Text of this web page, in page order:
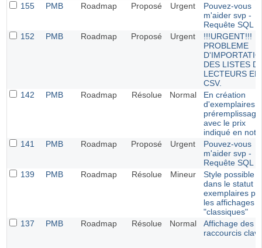
155
PMB Roadmap Proposé Urgent
Pouvez-vous
m'aider svp -
Requête SQL
152
PMB Roadmap Proposé Urgent
!!!URGENT!!!
PROBLEME
DES LISTES
LECTEURS EN
CSV.
142
PMB Roadmap Résolue Normal
En création
d'exemplaires :
préremplissage
avec le prix
indiqué en
141
PMB Roadmap Proposé Urgent
Pouvez-vous
m'aider svp -
Requête SQL
139
PMB Roadmap Résolue Mineur
Style possible
dans le statut
exemplaires
les affichages
"classiques"
137
PMB Roadmap Résolue Normal
Affichage des
raccourcis